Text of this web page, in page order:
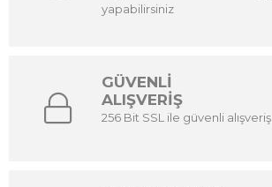
yapabilirsiniz
GÜVENLİ
ALIŞVERİŞ
256 Bit SSL ile güvenli alışveriş